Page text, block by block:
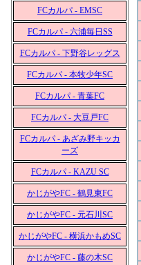
FCカルパ - EMSC
FCカルパ - 六浦毎日SS
FCカルパ - 下野谷レッグス
FCカルパ - 本牧少年SC
FCカルパ - 青葉FC
FCカルパ - 大豆戸FC
FCカルパ - あざみ野キッカ
ーズ
FCカルパ - KAZU SC
かじがやFC - 鶴見東FC
かじがやFC - 元石川SC
かじがやFC - 横浜かもめSC
かじがやFC - 藤の木SC